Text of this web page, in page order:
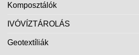
Komposztálók
IVÓVÍZTÁROLÁS
Geotextíliák